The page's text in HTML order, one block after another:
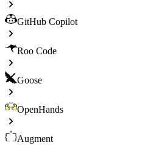
GitHub Copilot
Roo Code
Goose
OpenHands
Augment